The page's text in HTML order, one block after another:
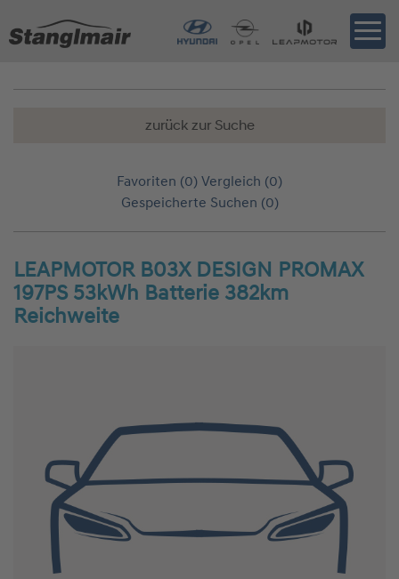
zurück zur Suche
Favoriten (0) Vergleich (0)
Gespeicherte Suchen (0)
LEAPMOTOR B03X DESIGN PROMAX
197PS 53kWh Batterie 382km
Reichweite